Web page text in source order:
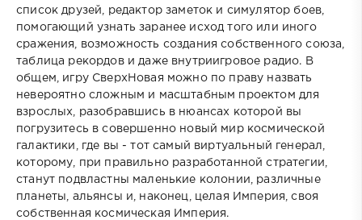
список друзей, редактор заметок и симулятор боев,
помогающий узнать заранее исход того или иного
сражения, возможность создания собственного союза,
таблица рекордов и даже внутриигровое радио. В
общем, игру СверхНовая можно по праву назвать
невероятно сложным и масштабным проектом для
взрослых, разобравшись в нюансах которой вы
погрузитесь в совершенно новый мир космической
галактики, где вы - тот самый виртуальный генерал,
которому, при правильно разработанной стратегии,
станут подвластны маленькие колонии, различные
планеты, альянсы и, наконец, целая Империя, своя
собственная космическая Империя.